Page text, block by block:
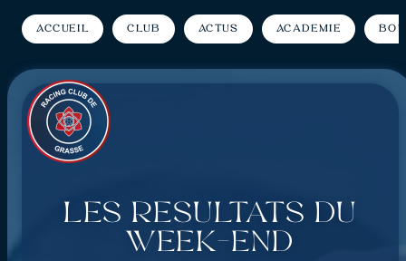
Accueil Club Actus Académie
Les résultats du
week-end